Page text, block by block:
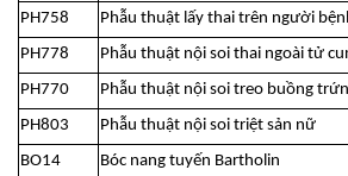
PH758
Phẫu thuật lấy thai trên người
PH778
Phẫu thuật nội soi thai ngoài tử
PH770
Phẫu thuật nội soi treo buồng
PH803
Phẫu thuật nội soi triệt sản nữ
BO14
Bóc nang tuyến Bartholin